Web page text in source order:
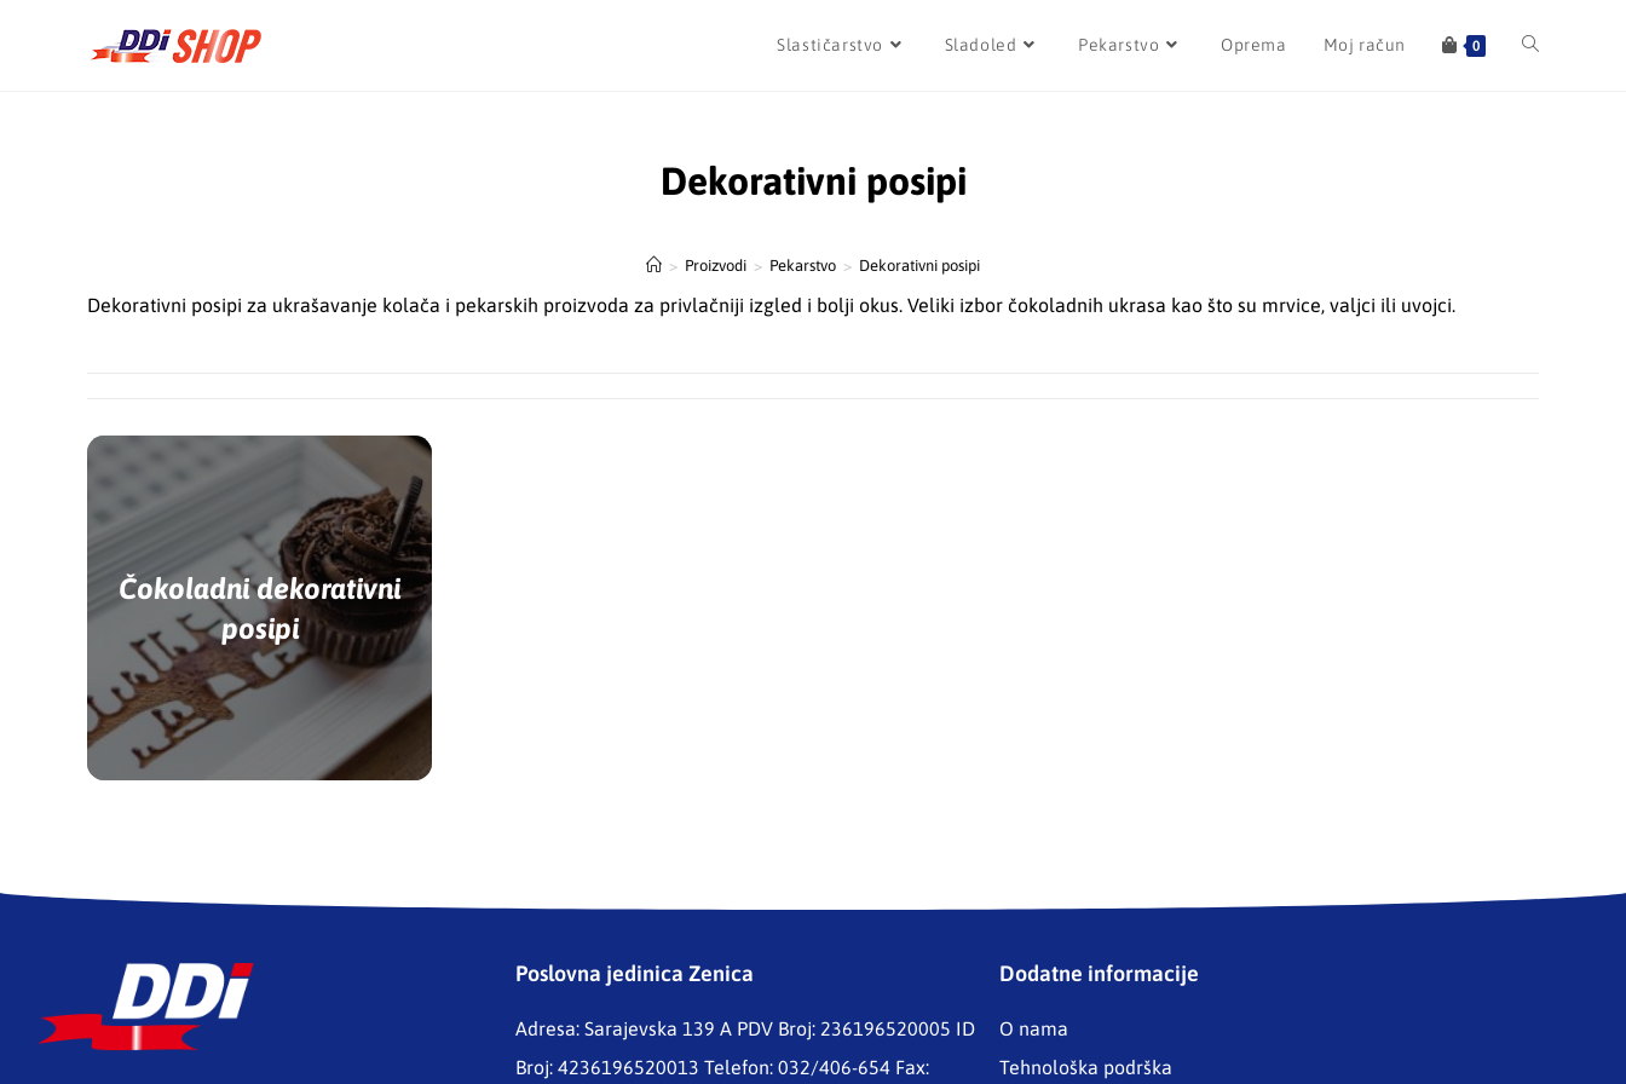
Slastičarstvo Sladoled Pekarstvo Oprema Moj račun 0
Dekorativni posipi
> Proizvodi > Pekarstvo > Dekorativni posipi
Dekorativni posipi za ukrašavanje kolača i pekarskih proizvoda za privlačniji izgled i bolji okus. Veliki izbor čokoladnih ukrasa kao što su mrvice, valjci ili uvojci.
Čokoladni dekorativni
posipi
Poslovna jedinica Zenica
Adresa: Sarajevska 139 A PDV Broj: 236196520005 ID
Broj: 4236196520013 Telefon: 032/406-654 Fax:
Dodatne informacije
O nama
Tehnološka podrška